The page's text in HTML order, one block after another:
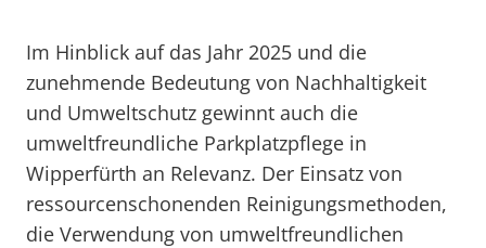
Im Hinblick auf das Jahr 2025 und die
zunehmende Bedeutung von Nachhaltigkeit
und Umweltschutz gewinnt auch die
umweltfreundliche Parkplatzpflege in
Wipperfürth an Relevanz. Der Einsatz von
ressourcenschonenden Reinigungsmethoden,
die Verwendung von umweltfreundlichen